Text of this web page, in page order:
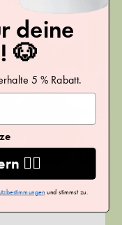
deine
🐶
5 % Rabatt.
❤️‍🔥
und stimmst zu.